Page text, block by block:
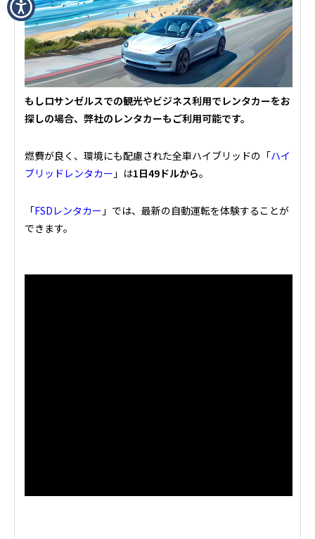
もしロサンゼルスでの観光やビジネス利用でレンタカーをお
探しの場合、弊社のレンタカーもご利用可能です。
燃費が良く、環境にも配慮された全車ハイブリッドの「ハイ
ブリッドレンタカー 」は1日49ドルから。
「FSDレンタカー 」では、最新の自動運転を体験することが
できます。